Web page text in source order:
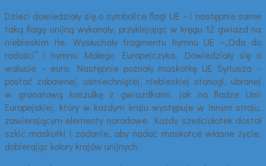
Dzieci dowiedziały się o symbolice flagi UE – i następnie same
taką flagę unijną wykonały, przyklejając w kręgu 12 gwiazd na
niebieskim tle. Wysłuchały fragmentu hymnu UE –„Oda do
radości” i hymnu Małego Europejczyka. Dowiedziały się o
walucie – euro. Następnie poznały maskotkę UE Syriusza –
postać zabawnej, uśmiechniętej, niebieskiej stonogi, ubranej
w granatową koszulkę z gwiazdkami, jak na fladze Unii
Europejskiej, który w każdym kraju występuje w innym stroju,
zawierającym elementy narodowe. Każdy sześciolatek dostał
szkic maskotki i zadanie, aby nadać maskotce własne życie,
dobierając kolory krajów unijnych.